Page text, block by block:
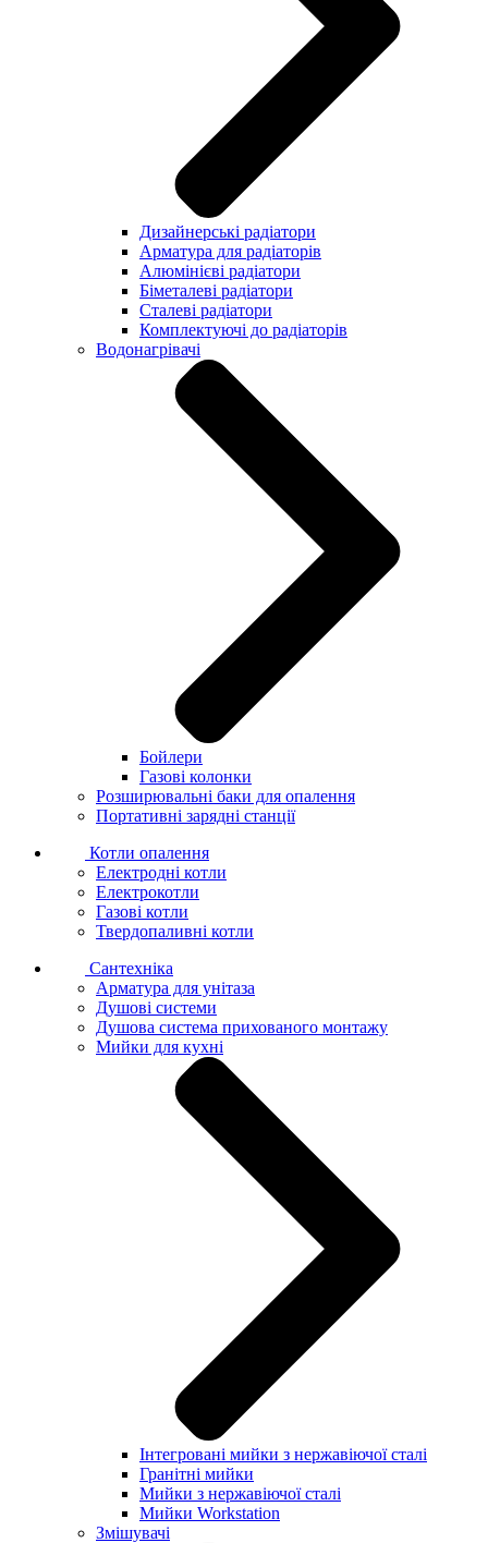
Дизайнерські радіатори
Арматура для радіаторів
Алюмінієві радіатори
Біметалеві радіатори
Сталеві радіатори
Комплектуючі до радіаторів
Водонагрівачі
Бойлери
Газові колонки
Розширювальні баки для опалення
Портативні зарядні станції
Котли опалення
Електродні котли
Електрокотли
Газові котли
Твердопаливні котли
Сантехніка
Арматура для унітаза
Душові системи
Душова система прихованого монтажу
Мийки для кухні
Інтегровані мийки з нержавіючої сталі
Гранітні мийки
Мийки з нержавіючої сталі
Мийки Workstation
Змішувачі